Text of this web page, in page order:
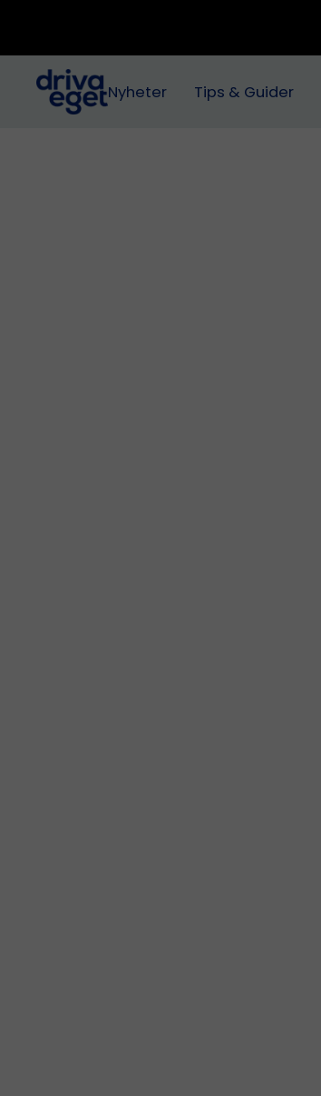
Nyheter Tips & Guider